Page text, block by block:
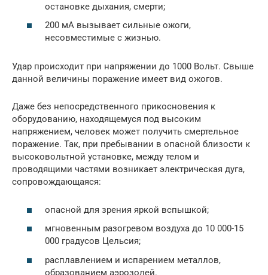
остановке дыхания, смерти;
200 мА вызывает сильные ожоги,
несовместимые с жизнью.
Удар происходит при напряжении до 1000 Вольт. Свыше
данной величины поражение имеет вид ожогов.
Даже без непосредственного прикосновения к
оборудованию, находящемуся под высоким
напряжением, человек может получить смертельное
поражение. Так, при пребывании в опасной близости к
высоковольтной установке, между телом и
проводящими частями возникает электрическая дуга,
сопровождающаяся:
опасной для зрения яркой вспышкой;
мгновенным разогревом воздуха до 10 000-15
000 градусов Цельсия;
расплавлением и испарением металлов,
образованием аэрозолей.